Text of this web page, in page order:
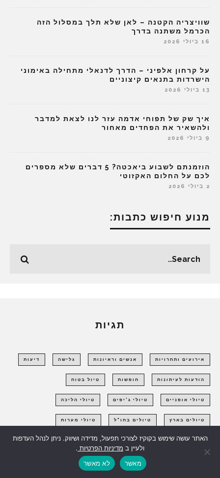
שוויצריה הקטנה – לאן שלא תלך במסלול הזה
הכרמל משתנה בדרך
16 ביולי 2026
על קרחון אלפיני – הדרך לדנאלי מתחילה באימוני
הישרדות בתנאים קיצוניים
13 ביולי 2026
איך שק של תפוחי אדמה עזר לנו לצאת למדבר
ולהשאיר את הפחדים מאחור
9 ביולי 2026
הוזמנתם לשבוע ביאכטה? 5 דברים שלא מספרים
לכם על החלום האקזוטי
2 ביולי 2026
מנוע חיפוש כתבות:
תגיות
אירועים ותחרויות אנשים וראיונות גלישה דיעות
הודעות לעיתונות חופשות טיול בטוח
טיולי אופניים טיולי ג'יפים טיולי הליכה
טיולים בארץ טיולים בחו"ל טיולי מערות
טיולי משפחות וילדים טיפוס הרים
טיפוס קירות ומצוקים טיפים למטיילים
האתר עושה שימוש בקוקיז לצורכי תפעול, מדידה ושיווק. ניתן לנהל העדפות
ולעיין ב מדיניות הפרטיות .
מאשר
לא מאשר